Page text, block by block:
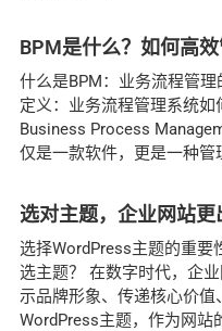
BPM是什么？如何高
什么是BPM：业务流程管
定义：业务流程管理系统
Business Process
仅是一款软件，更是一种管
选对主题，企业网站更
选择WordPress主题的重要
选主题？ 在数字时代，企
示品牌形象、传递核心价
WordPress主题，作为网站